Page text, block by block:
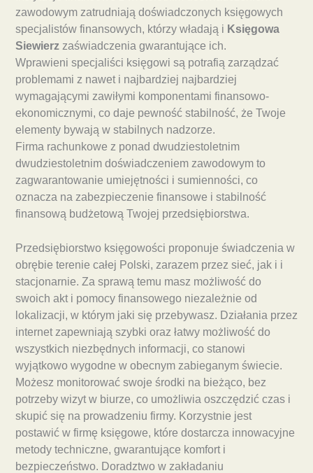
zawodowym zatrudniają doświadczonych księgowych
specjalistów finansowych, którzy władają i Księgowa
Siewierz zaświadczenia gwarantujące ich.
Wprawieni specjaliści księgowi są potrafią zarządzać
problemami z nawet i najbardziej najbardziej
wymagającymi zawiłymi komponentami finansowo-
ekonomicznymi, co daje pewność stabilność, że Twoje
elementy bywają w stabilnych nadzorze.
Firma rachunkowe z ponad dwudziestoletnim
dwudziestoletnim doświadczeniem zawodowym to
zagwarantowanie umiejętności i sumienności, co
oznacza na zabezpieczenie finansowe i stabilność
finansową budżetową Twojej przedsiębiorstwa.
Przedsiębiorstwo księgowości proponuje świadczenia w
obrębie terenie całej Polski, zarazem przez sieć, jak i i
stacjonarnie. Za sprawą temu masz możliwość do
swoich akt i pomocy finansowego niezależnie od
lokalizacji, w którym jaki się przebywasz. Działania przez
internet zapewniają szybki oraz łatwy możliwość do
wszystkich niezbędnych informacji, co stanowi
wyjątkowo wygodne w obecnym zabieganym świecie.
Możesz monitorować swoje środki na bieżąco, bez
potrzeby wizyt w biurze, co umożliwia oszczędzić czas i
skupić się na prowadzeniu firmy. Korzystnie jest
postawić w firmę księgowe, które dostarcza innowacyjne
metody techniczne, gwarantujące komfort i
bezpieczeństwo. Doradztwo w zakładaniu